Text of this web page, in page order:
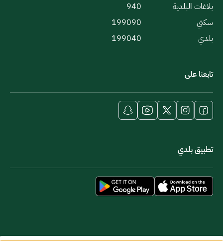
بلاغات البلدية
940
سكني
199090
بلدي
199040
تابعنا على
تطبيق بلدي